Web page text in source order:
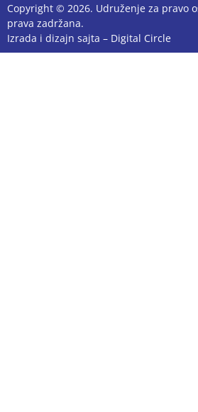
Copyright © 2026. Udruženje za pravo
prava zadržana.
Izrada i dizajn sajta – Digital Circle